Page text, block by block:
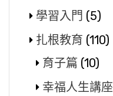
學習入門 (5)
扎根教育 (110)
育子篇 (10)
幸福人生講座